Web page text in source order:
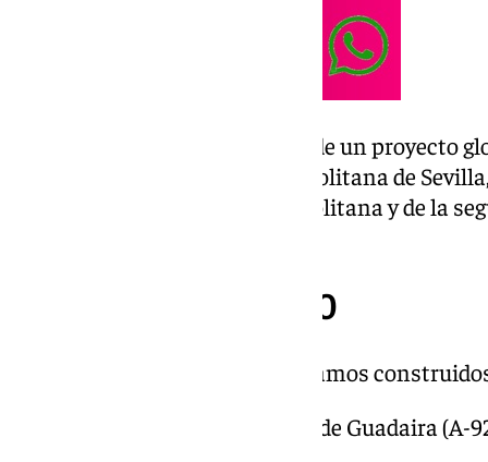
Este nuevo tramo forma parte de un proyecto
Circunvalación de Área Metropolitana de
mejora de la movilidad metropolitana y de la
Desarrollo de la SE-40
Esta autovía ya cuenta con 5 tramos
La Rinconada (A-4) -Alcalá de Guadaira (A-